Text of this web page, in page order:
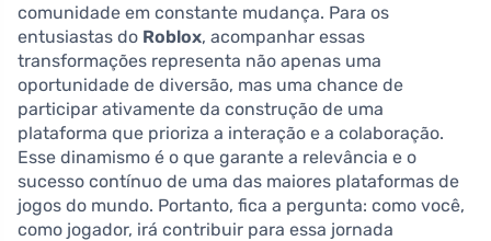
comunidade em constante mudança. Para os
entusiastas do Roblox, acompanhar essas
transformações representa não apenas uma
oportunidade de diversão, mas uma chance de
participar ativamente da construção de uma
plataforma que prioriza a interação e a colaboração.
Esse dinamismo é o que garante a relevância e o
sucesso contínuo de uma das maiores plataformas de
jogos do mundo. Portanto, fica a pergunta: como você,
como jogador, irá contribuir para essa jornada